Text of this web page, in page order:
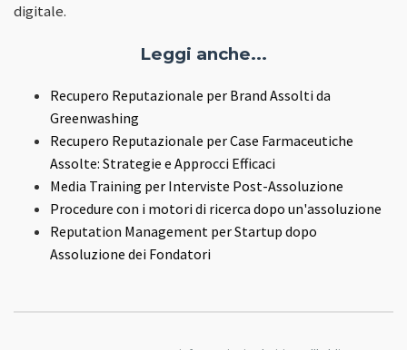
digitale.
Leggi anche...
Recupero Reputazionale per Brand Assolti da
Greenwashing
Recupero Reputazionale per Case Farmaceutiche
Assolte: Strategie e Approcci Efficaci
Media Training per Interviste Post-Assoluzione
Procedure con i motori di ricerca dopo un'assoluzione
Reputation Management per Startup dopo
Assoluzione dei Fondatori